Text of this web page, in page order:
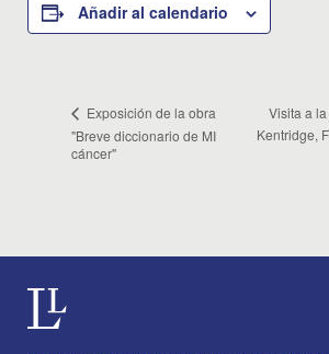
Añadir al calendario
Exposición de la obra
"Breve diccionario de MI
cáncer"
Visita a
Kentridge,